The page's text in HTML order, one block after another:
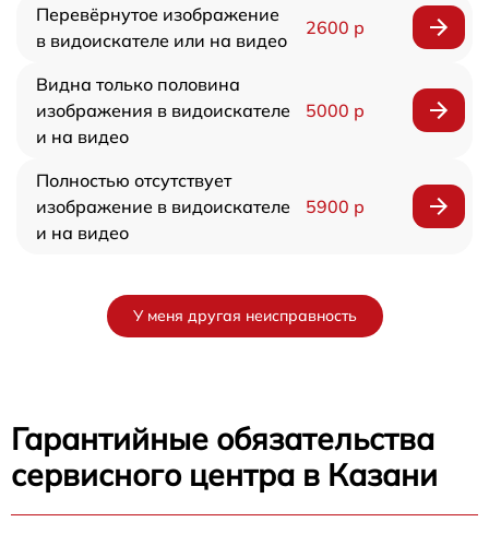
Перевёрнутое изображение
в видоискателе или на видео
2600 р
Видна только половина
изображения в видоискателе
и на видео
5000 р
Полностью отсутствует
изображение в видоискателе
и на видео
5900 р
У меня другая неисправность
Гарантийные обязательства
сервисного центра в Казани